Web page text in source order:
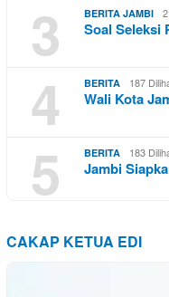
3
BERITA JAMBI
Soal Seleksi
4 BERITA 187
Wali Kota
5 BERITA 183
Jambi
CAKAP KETUA EDI